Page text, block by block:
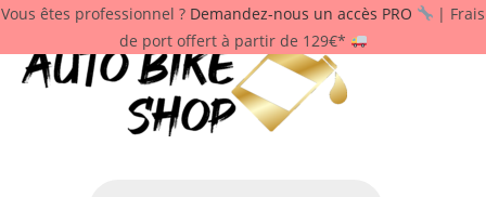
Vous êtes professionnel ? Demandez-nous un accès PRO
| Frais
de port offert à partir de 129€*